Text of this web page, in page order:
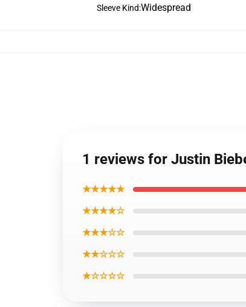
Sleeve Kind:Widespread
1 reviews for Justin
★★★★★
★★★★☆
★★★☆☆
★★☆☆☆
★☆☆☆☆